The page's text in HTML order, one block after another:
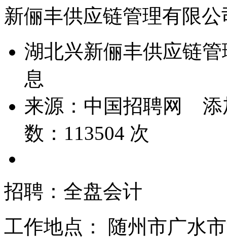
新俪丰供应链管理有限
湖北兴新俪丰供应链
息
来源： 中国招聘网
添
数： 113504 次
招聘：全盘会计
工作地点： 随州市广水